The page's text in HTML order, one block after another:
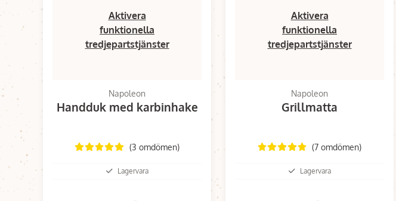
Aktivera
funktionella
tredjepartstjänster
Napoleon
Handduk med karbinhake
(3 omdömen)
Lagervara
Aktivera
funktionella
tredjepartstjänster
Napoleon
Grillmatta
(7 omdömen)
Lagervara